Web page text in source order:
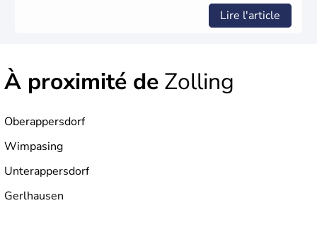
Lire l'article
À proximité de Zolling
Oberappersdorf
Wimpasing
Unterappersdorf
Gerlhausen